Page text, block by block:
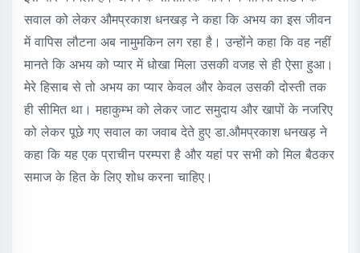
सवाल को लेकर औमप्रकाश धनखड़ ने कहा कि अभय का इस जीवन
में वापिस लौटना अब नामुमकिन लग रहा है। उन्होंने कहा कि वह नहीं
मानते कि अभय को प्यार में धोखा मिला उसकी वजह से ही ऐसा हुआ।
मेरे हिसाब से तो अभय का प्यार केवल और केवल उसकी दोस्ती तक
ही सीमित था। महाकुम्भ को लेकर जाट समुदाय और खापों के नजरिए
को लेकर पूछे गए सवाल का जवाब देते हुए डा.औमप्रकाश धनखड़ ने
कहा कि यह एक प्राचीन परम्परा है और यहां पर सभी को मिल बैठकर
समाज के हित के लिए शोध करना चाहिए।